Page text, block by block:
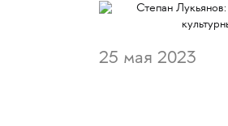
25 мая 2023